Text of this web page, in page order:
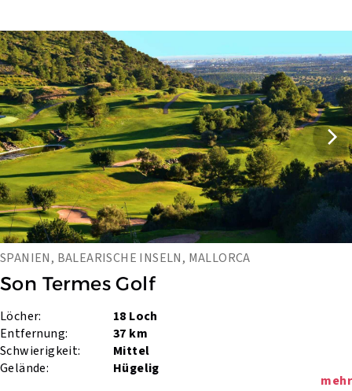
SPANIEN, BALEARISCHE INSELN, MALLORCA
Son Termes Golf
Löcher:
18 Loch
Entfernung:
37 km
Schwierigkeit:
Mittel
Gelände:
Hügelig
mehr